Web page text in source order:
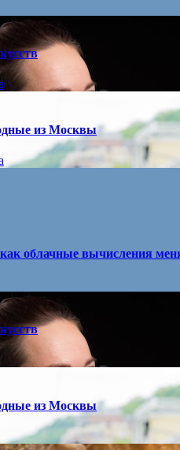
из Москвы
облачные вычисления
из Москвы